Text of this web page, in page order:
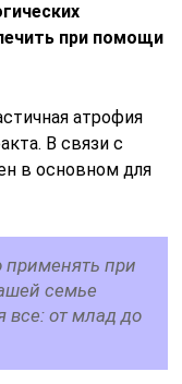
при помощи
атрофия
В связи с
в основном для
при
семье
все: от млад до